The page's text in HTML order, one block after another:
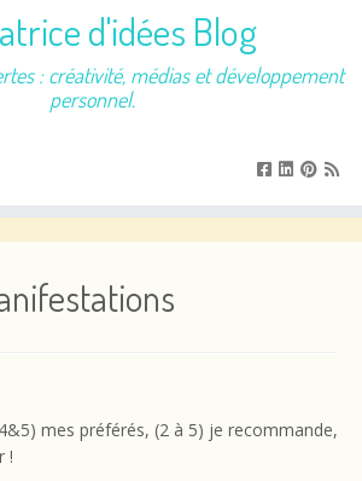
d'idées Blog
: créativité, médias et développement
personnel.
mes préférés, (2 à 5) je recommande,
!